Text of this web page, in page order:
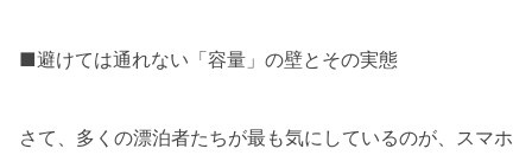
■避けては通れない「容量」の壁とその実態
さて、多くの漂泊者たちが最も気にしているのが、スマホ